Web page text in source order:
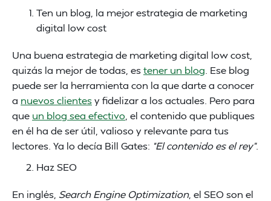
Ten un blog, la mejor estrategia de marketing
digital low cost
Una buena estrategia de marketing digital low cost,
quizás la mejor de todas, estener un blog . Ese blog
puede ser la herramienta con la que darte a conocer
a nuevos clientesy fidelizar a los actuales. Pero para
que un blog sea efectivo , el contenido que publiques
en él ha de ser útil, valioso y relevante para tus
lectores. Ya lo decía Bill Gates: “El contenido es el rey”.
Haz SEO
En inglés, Search Engine Optimization, el SEO son el